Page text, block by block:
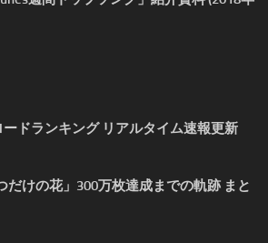
ードランキング リアルタイム速報更新
だけの花」300万枚達成までの軌跡 まと